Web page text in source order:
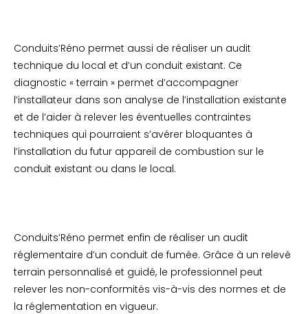
Conduits’Réno permet aussi de réaliser un audit
technique du local et d’un conduit existant. Ce
diagnostic « terrain » permet d’accompagner
l’installateur dans son analyse de l’installation existante
et de l’aider à relever les éventuelles contraintes
techniques qui pourraient s’avérer bloquantes à
l’installation du futur appareil de combustion sur le
conduit existant ou dans le local.
Conduits’Réno permet enfin de réaliser un audit
réglementaire d’un conduit de fumée. Grâce à un relevé
terrain personnalisé et guidé, le professionnel peut
relever les non-conformités vis-à-vis des normes et de
la réglementation en vigueur.